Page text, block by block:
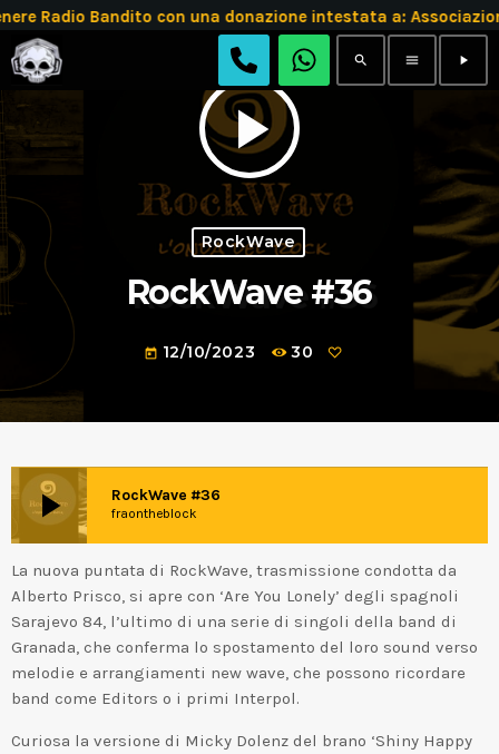
Radio Bandito con una donazione intestata a:
search menu play_arrow
play_arrow
RockWave
RockWave #36
today 12/10/2023 30
play_arrow RockWave #36
fraontheblock
La nuova puntata di RockWave, trasmissione condotta da
Alberto Prisco, si apre con ‘Are You Lonely’ degli spagnoli
Sarajevo 84, l’ultimo di una serie di singoli della band di
Granada, che conferma lo spostamento del loro sound verso
melodie e arrangiamenti new wave, che possono ricordare
band come Editors o i primi Interpol.
Curiosa la versione di Micky Dolenz del brano ‘Shiny Happy